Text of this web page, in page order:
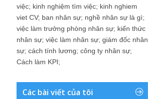
việc; kinh nghiệm tìm việc; kinh nghiem
viet CV; ban nhân sự; nghề nhân sự là gì;
việc làm trưởng phòng nhân sự; kiến thức
nhân sự; việc làm nhân sự; giám đốc nhân
sự; cách tính lương; công ty nhân sự;
Cách làm KPI;
Các bài viết của tôi